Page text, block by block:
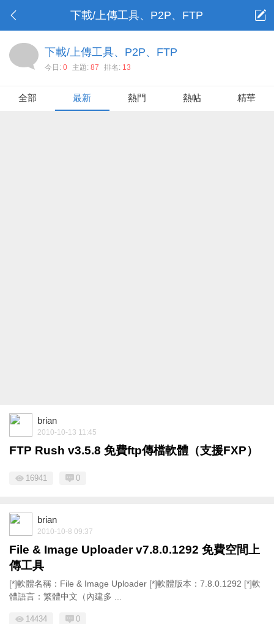
下載/上傳工具、P2P、FTP
下載/上傳工具、P2P、FTP
今日: 0 主題: 87 排名: 13
全部 最新 熱門 熱帖 精華
brian
2010-10-13 11:45
FTP Rush v3.5.8 免費ftp傳檔軟體（支援FXP）
16941 0
brian
2010-10-8 09:37
File & Image Uploader v7.8.0.1292 免費空間上
傳工具
[*]軟體名稱：File & Image Uploader [*]軟體版本：7.8.0.1292 [*]軟
體語言：繁體中文（內建多 ...
14434 0